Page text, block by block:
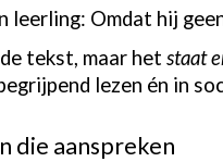
Omdat hij
tekst, maar het staat
lezen én in
die aanspreken